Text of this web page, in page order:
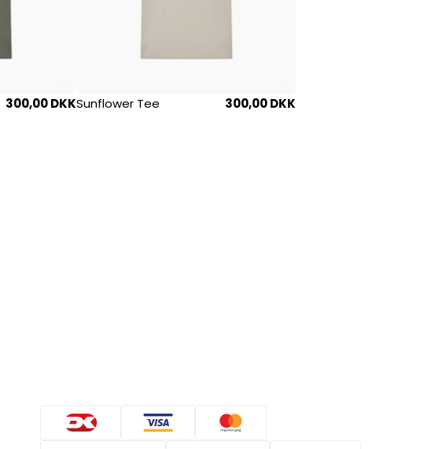
300,00 DKKSunflower Tee 300,00 DKK